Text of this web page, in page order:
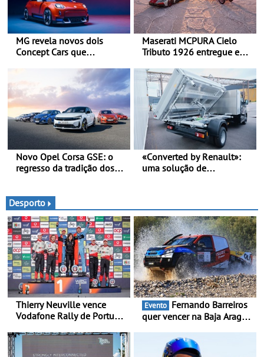
MG revela novos dois
Concept Cars que
desportiva com tecnologia
avançada - No Goodwood
Festival of Speed 2026
Maserati MCPURA Cielo
Tributo 1926 entregue em
Miglia 2026
Novo Opel Corsa GSE: o
regresso da tradição dos
(281 cv), 345 Nm, 0 aos
100 km/h em 5,5 segundos
«Converted by Renault»:
uma solução de
desde a encomenda, até à
entrega (prazos de entrega
reduzidos em 30%)
Desporto
Thierry Neuville vence
Vodafone Rally de Portugal
especial tira triunfo a Ogier
Evento
quer vencer na Baja Aragón
título da Taça do Mundo de
Bajas